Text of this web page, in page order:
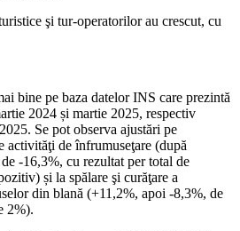
şi tur-operatorilor au crescut, cu
bine pe baza datelor INS care prezintă
2024 și martie 2025, respectiv
Se pot observa ajustări pe
activităţi de înfrumuseţare (după
-16,3%, cu rezultat per total de
și la spălare şi curăţare a
din blană (+11,2%, apoi -8,3%, de
2%).